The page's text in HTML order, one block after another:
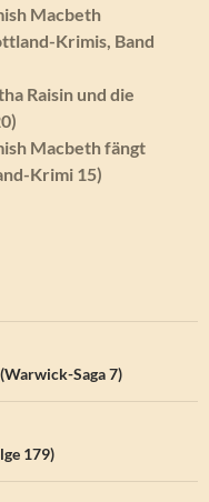
Macbeth
Krimis, Band
Raisin und die
Macbeth fängt
Krimi 15)
Saga 7)
179)